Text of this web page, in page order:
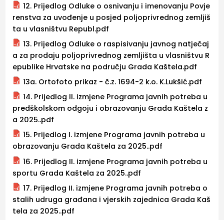
12. Prijedlog Odluke o osnivanju i imenovanju Povje
renstva za uvođenje u posjed poljoprivrednog zemljiš
ta u vlasništvu Republ.pdf
13. Prijedlog Odluke o raspisivanju javnog natječaj
a za prodaju poljoprivrednog zemljišta u vlasništvu R
epublike Hrvatske na području Grada Kaštela.pdf
13a. Ortofoto prikaz - č.z. 1694-2 k.o. K.Lukšić.pdf
14. Prijedlog II. izmjene Programa javnih potreba u
predškolskom odgoju i obrazovanju Grada Kaštela z
a 2025..pdf
15. Prijedlog I. izmjene Programa javnih potreba u
obrazovanju Grada Kaštela za 2025..pdf
16. Prijedlog II. izmjene Programa javnih potreba u
sportu Grada Kaštela za 2025..pdf
17. Prijedlog II. izmjene Programa javnih potreba o
stalih udruga građana i vjerskih zajednica Grada Kaš
tela za 2025..pdf